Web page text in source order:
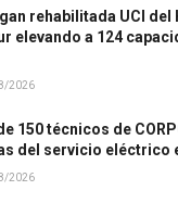
rehabilitada UCI del
elevando a 124
2026
150 técnicos de
del servicio eléctrico
2026